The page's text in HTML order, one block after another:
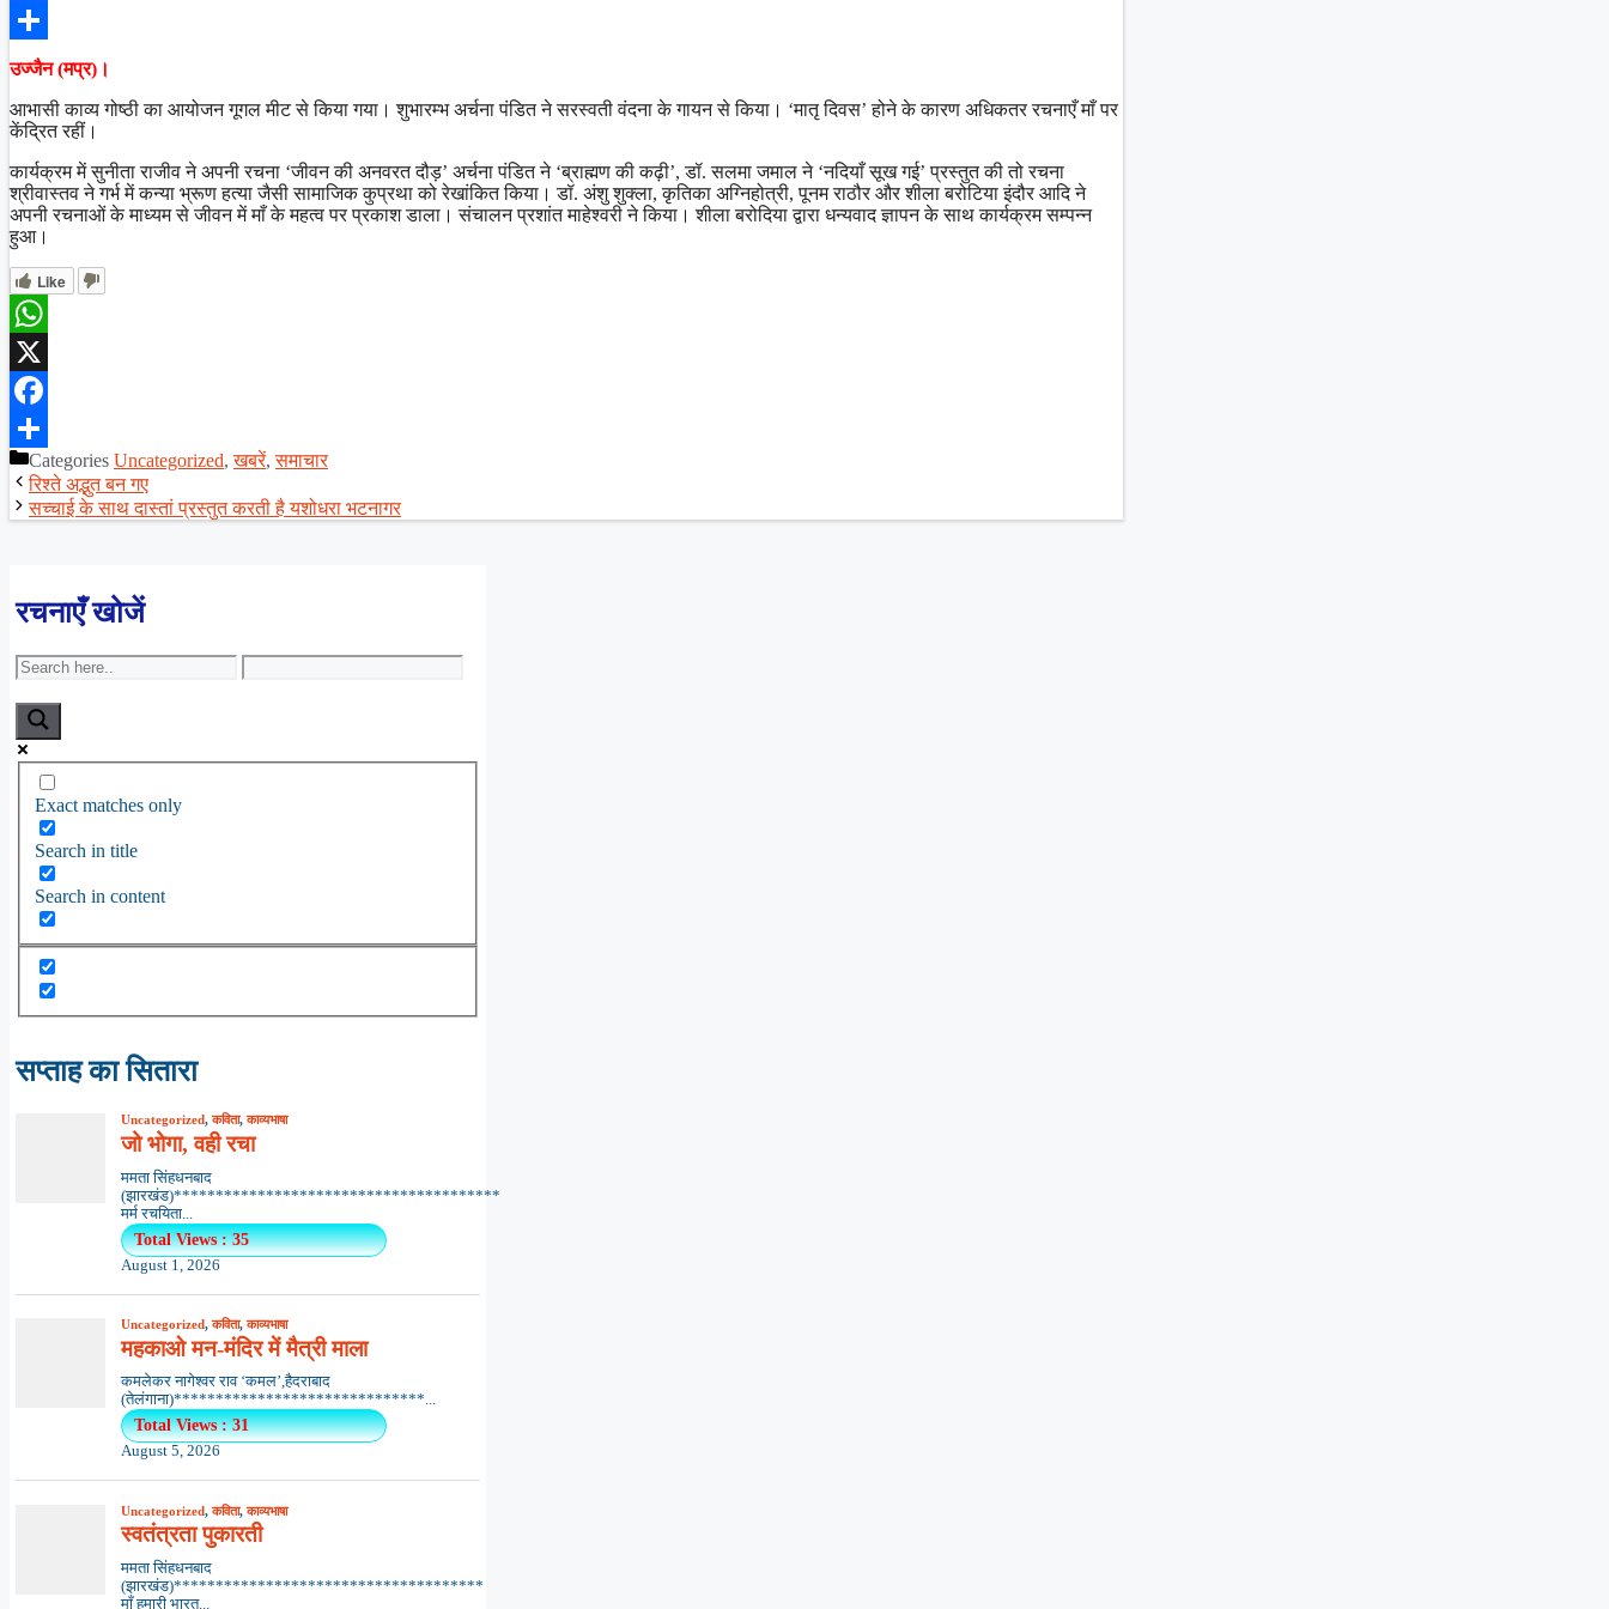
Facebook
Share
उज्जैन (मप्र)।
आभासी काव्य गोष्ठी का आयोजन गूगल मीट से किया गया। शुभारम्भ अर्चना पंडित ने सरस्वती वंदना के गायन से किया। ‘मातृ दिवस’ होने के कारण अधिकतर रचनाएँ माँ पर
केंद्रित रहीं।
कार्यक्रम में सुनीता राजीव ने अपनी रचना ‘जीवन की अनवरत दौड़’ अर्चना पंडित ने ‘ब्राह्मण की कढ़ी’, डॉ. सलमा जमाल ने ‘नदियाँ सूख गई’ प्रस्तुत की तो रचना
श्रीवास्तव ने गर्भ में कन्या भ्रूण हत्या जैसी सामाजिक कुप्रथा को रेखांकित किया। डॉ. अंशु शुक्ला, कृतिका अग्निहोत्री, पूनम राठौर और शीला बरोटिया इंदौर आदि ने
अपनी रचनाओं के माध्यम से जीवन में माँ के महत्व पर प्रकाश डाला। संचालन प्रशांत माहेश्वरी ने किया। शीला बरोदिया द्वारा धन्यवाद ज्ञापन के साथ कार्यक्रम सम्पन्न
हुआ।
Like
WhatsApp
X
Facebook
ShareCategories Uncategorized,खबरें,समाचार
रिश्ते अद्भुत बन गए
सच्चाई के साथ दास्तां प्रस्तुत करती है यशोधरा भटनागर
रचनाएँ खोजें
Exact matches only
Search in title
Search in content
सप्ताह का सितारा
Uncategorized,कविता,काव्यभाषा
जो भोगा, वही रचा
ममता सिंहधनबाद
(झारखंड)***************************************
मर्म रचयिता...
Total Views : 35
August 1, 2026
Uncategorized,कविता,काव्यभाषा
महकाओ मन-मंदिर में मैत्री माला
कमलेकर नागेश्वर राव ‘कमल’,हैदराबाद
(तेलंगाना)******************************...
Total Views : 31
August 5, 2026
Uncategorized,कविता,काव्यभाषा
स्वतंत्रता पुकारती
ममता सिंहधनबाद
(झारखंड)*************************************
माँ हमारी भारत...